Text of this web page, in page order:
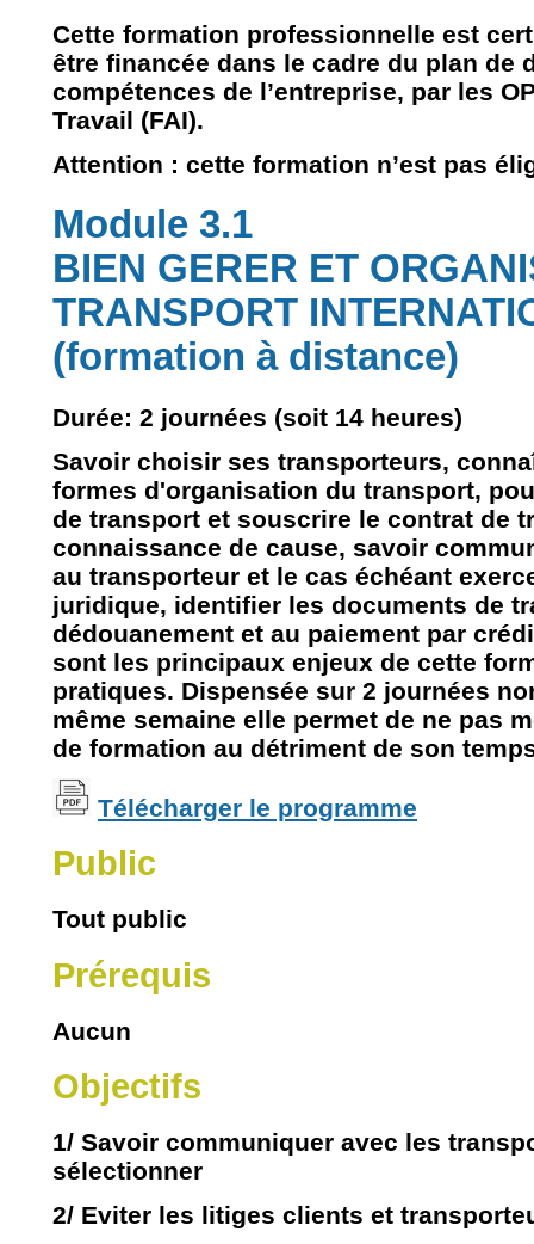
Cette formation professionnelle est
être financée dans le cadre du plan de
compétences de l’entreprise, par les
Travail (FAI).
Attention : cette formation n’est pas
Module 3.1
BIEN GERER ET
TRANSPORT
(formation à distance)
Durée: 2 journées (soit 14 heures)
Savoir choisir ses transporteurs,
formes d'organisation du transport,
de transport et souscrire le contrat de
connaissance de cause, savoir
au transporteur et le cas échéant
juridique, identifier les documents de
dédouanement et au paiement par
sont les principaux enjeux de cette
pratiques. Dispensée sur 2 journées
même semaine elle permet de ne pas
de formation au détriment de son
Télécharger le programme
Public
Tout public
Prérequis
Aucun
Objectifs
1/ Savoir communiquer avec les
sélectionner
2/ Eviter les litiges clients et